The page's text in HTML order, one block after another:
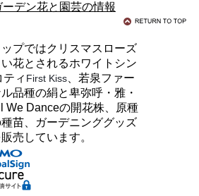
デン花と園芸の情報
プではクリスマスローズ
花とされるホワイトシン
ィ First Kiss 、若泉ファー
品種の絹と卑弥呼・雅・
We Danceの開花株、原種
苗、ガーデニンググッズ
販売しています。